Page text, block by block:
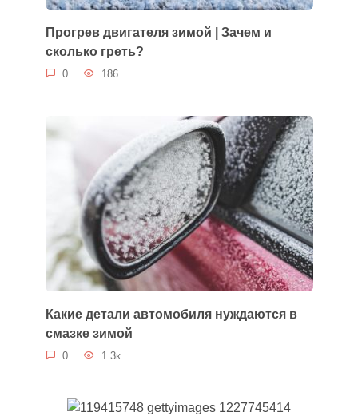
Прогрев двигателя зимой | Зачем и
сколько греть?
0 186
Какие детали автомобиля нуждаются в
смазке зимой
0 1.3к.